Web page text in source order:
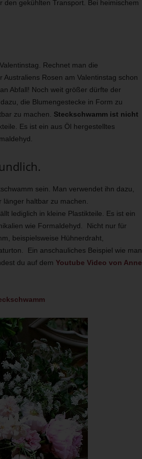
gekühlten Transport. Bei heimischem
Rechnet man die
Rosen am Valentinstag schon
Abfall! Noch weit größer dürfte der
die Blumengestecke in Form zu
zu machen. Steckschwamm ist nicht
Es ist ein aus Öl hergestelltes
sein. Man verwendet ihn dazu,
haltbar zu machen.
lediglich in kleine Plastikteile. Es ist ein
wie Formaldehyd. Nicht nur für
beispielsweise Hühnerdraht,
Ein anschauliches Beispiel wie man
du auf dem Youtube Video von Anne